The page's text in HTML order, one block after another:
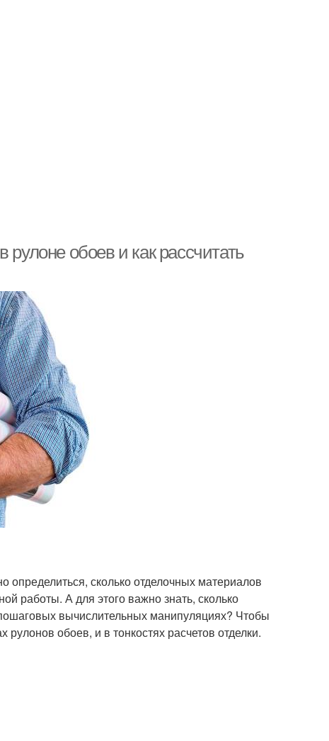
обоев и как рассчитать
сколько отделочных материалов
работы. А для этого важно знать, сколько
вычислительных манипуляциях? Чтобы
обоев, и в тонкостях расчетов отделки.